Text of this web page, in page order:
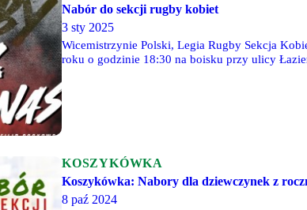
Nabór do sekcji rugby kobiet
3 sty 2025
Wicemistrzynie Polski, Legia Rugby Sekcja
roku o godzinie 18:30 na boisku przy ulicy
KOSZYKÓWKA
Koszykówka: Nabory dla dziewczynek z
8 paź 2024